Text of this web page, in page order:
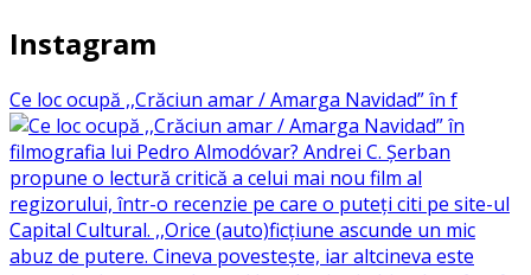
Instagram
Ce loc ocupă ,,Crăciun amar / Amarga Navidad” în f